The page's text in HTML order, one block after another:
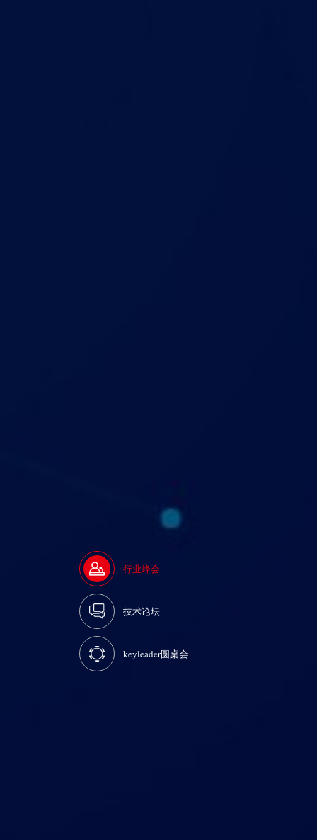
行业峰会
技术论坛
keyleader圆桌会